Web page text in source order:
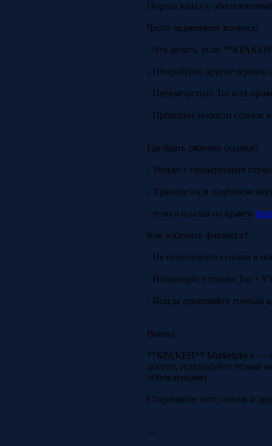
Портал канал с
Часто задаваемые вопросы
- Что делать, если
- Попробуйте другое зеркало
- Перезапустите Tor или
- Проверьте новости ссылок
Где брать рабочие ссылки?
- Только с проверенных
- Храните их в надёжном
- телега ссылка на кракен
Как избежать фишинга?
- Не используйте ссылки в
- Используйте только Tor +
- Всегда проверяйте точный
Вывод
**КРАКЕН** Marketplace —
доступ, используйте только
обновлениями.
Сохраняйте этот список и
---